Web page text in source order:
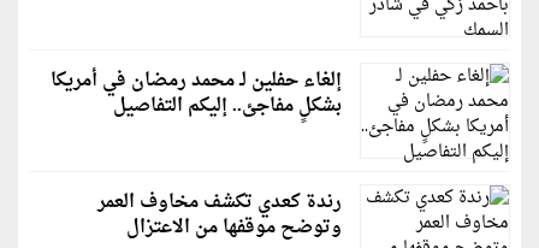
إلغاء حفلين لـ محمد رمضان في أمريكا
بشكلٍ مفاجئ.. إليكم التفاصيل
رندة كعدي تكشف مخاوف العمر
وتوضح موقفها من الاعتزال